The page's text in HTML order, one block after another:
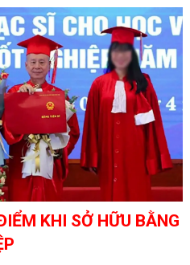
KHI SỞ HỮU BẰNG